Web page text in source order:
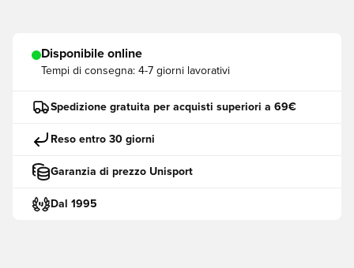
Disponibile online
Tempi di consegna: 4-7 giorni lavorativi
Spedizione gratuita per acquisti superiori a 69€
Reso entro 30 giorni
Garanzia di prezzo Unisport
Dal 1995